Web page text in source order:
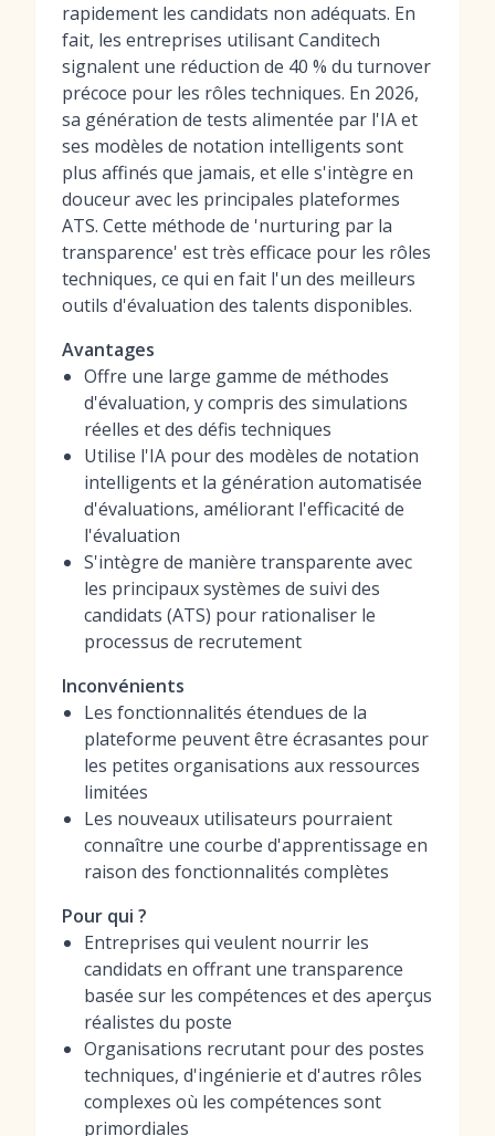
rapidement les candidats non adéquats. En
fait, les entreprises utilisant Canditech
signalent une réduction de 40 % du turnover
précoce pour les rôles techniques. En 2026,
sa génération de tests alimentée par l'IA et
ses modèles de notation intelligents sont
plus affinés que jamais, et elle s'intègre en
douceur avec les principales plateformes
ATS. Cette méthode de 'nurturing par la
transparence' est très efficace pour les rôles
techniques, ce qui en fait l'un des meilleurs
outils d'évaluation des talents disponibles.
Avantages
Offre une large gamme de méthodes
d'évaluation, y compris des simulations
réelles et des défis techniques
Utilise l'IA pour des modèles de notation
intelligents et la génération automatisée
d'évaluations, améliorant l'efficacité de
l'évaluation
S'intègre de manière transparente avec
les principaux systèmes de suivi des
candidats (ATS) pour rationaliser le
processus de recrutement
Inconvénients
Les fonctionnalités étendues de la
plateforme peuvent être écrasantes pour
les petites organisations aux ressources
limitées
Les nouveaux utilisateurs pourraient
connaître une courbe d'apprentissage en
raison des fonctionnalités complètes
Pour qui ?
Entreprises qui veulent nourrir les
candidats en offrant une transparence
basée sur les compétences et des aperçus
réalistes du poste
Organisations recrutant pour des postes
techniques, d'ingénierie et d'autres rôles
complexes où les compétences sont
primordiales